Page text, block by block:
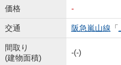
価格 -
交通 阪急嵐山線 「
間取り
(建物面積)
-(-)